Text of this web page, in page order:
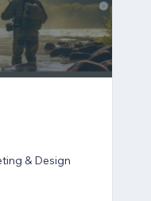
& Design